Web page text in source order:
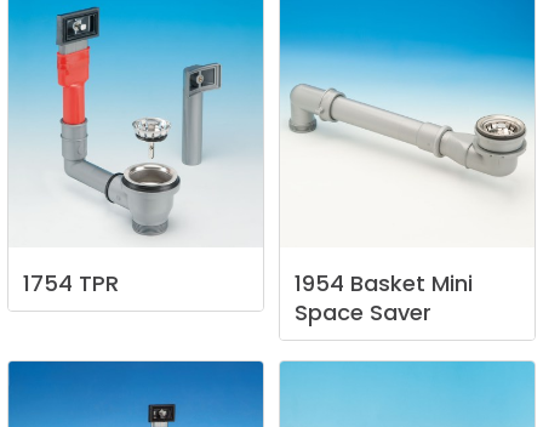
1754 TPR 1954 Basket Mini
Space Saver